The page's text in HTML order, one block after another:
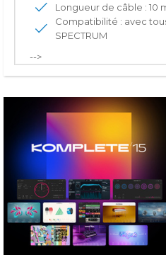
Longueur de câble : 10
Compatibilité : avec
SPECTRUM
-->